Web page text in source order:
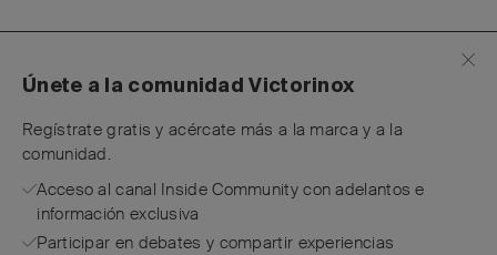
Únete a la comunidad Victorinox
Regístrate gratis y acércate más a la marca y a la
comunidad.
Acceso al canal Inside Community con adelantos e
información exclusiva
Participar en debates y compartir experiencias